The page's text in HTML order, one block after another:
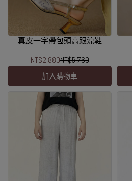
真皮一字帶包頭高跟涼鞋
NT$2,880NT$5,760
加入購物車